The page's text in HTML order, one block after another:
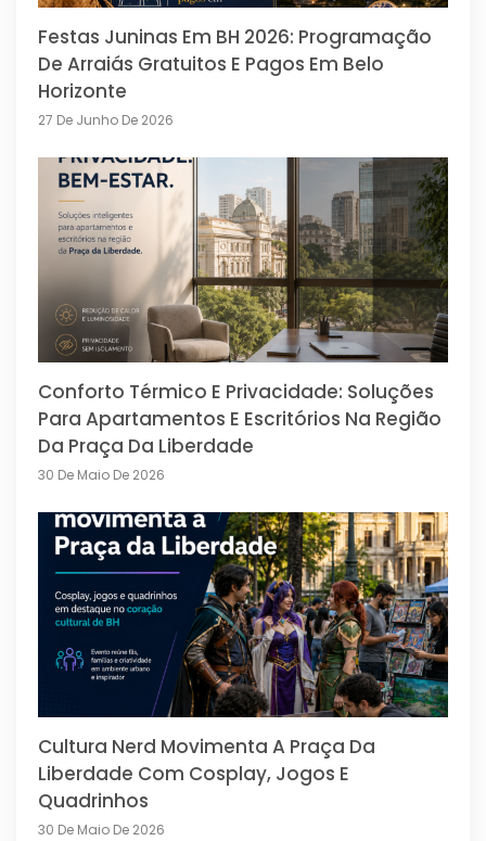
Festas Juninas Em BH 2026: Programação
De Arraiás Gratuitos E Pagos Em Belo
Horizonte
27 De Junho De 2026
Conforto Térmico E Privacidade: Soluções
Para Apartamentos E Escritórios Na Região
Da Praça Da Liberdade
30 De Maio De 2026
Cultura Nerd Movimenta A Praça Da
Liberdade Com Cosplay, Jogos E
Quadrinhos
30 De Maio De 2026